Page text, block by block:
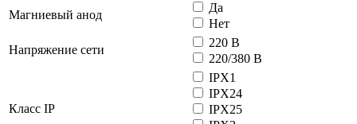
Магниевый анод
Да
Нет
Напряжение сети
220 В
220/380 В
Класс IP
IPX1
IPX24
IPX25